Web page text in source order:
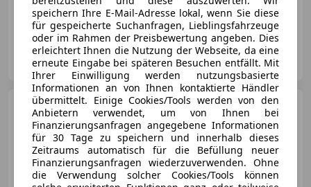
WERTWAGEN e.U.
AT-8144 Tobelbad
Audi A6Limousine 50 TFSI e
quattro Design
speichern Ihre E-Mail-Adresse lokal, wenn Sie diese
für gespeicherte Suchanfragen, Lieblingsfahrzeuge
oder im Rahmen der Preisbewertung angeben. Dies
erleichtert Ihnen die Nutzung der Webseite, da eine
erneute Eingabe bei späteren Besuchen entfällt. Mit
Ihrer Einwilligung werden nutzungsbasierte
Informationen an von Ihnen kontaktierte Händler
übermittelt. Einige Cookies/Tools werden von den
Anbietern verwendet, um von Ihnen bei
Finanzierungsanfragen angegebene Informationen
für 30 Tage zu speichern und innerhalb dieses
Zeitraums automatisch für die Befüllung neuer
Finanzierungsanfragen wiederzuverwenden. Ohne
die Verwendung solcher Cookies/Tools können